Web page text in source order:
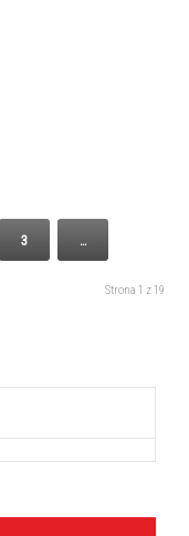
3 …
Strona 1 z 19